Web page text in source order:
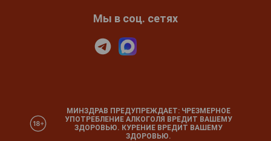
Мы в соц. сетях
МИНЗДРАВ ПРЕДУПРЕЖДАЕТ: ЧРЕЗМЕРНОЕ
УПОТРЕБЛЕНИЕ АЛКОГОЛЯ ВРЕДИТ ВАШЕМУ
ЗДОРОВЬЮ. КУРЕНИЕ ВРЕДИТ ВАШЕМУ
ЗДОРОВЬЮ.